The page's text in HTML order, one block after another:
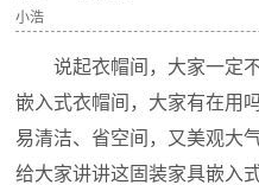
小浩
说起衣帽间，大家一定不
嵌入式衣帽间，大家有在用
易清洁、省空间，又美观大
给大家讲讲这固装家具嵌入